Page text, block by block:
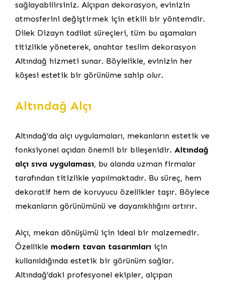
sağlayabilirsiniz. Alçıpan dekorasyon, evinizin
atmosferini değiştirmek için etkili bir yöntemdir.
Dilek Dizayn tadilat süreçleri, tüm bu aşamaları
titizlikle yöneterek, anahtar teslim dekorasyon
Altındağ hizmeti sunar. Böylelikle, evinizin her
köşesi estetik bir görünüme sahip olur.
Altındağ Alçı
Altındağ’da alçı uygulamaları, mekanların estetik ve
fonksiyonel açıdan önemli bir bileşenidir. Altındağ
alçı sıva uygulaması, bu alanda uzman firmalar
tarafından titizlikle yapılmaktadır. Bu süreç, hem
dekoratif hem de koruyucu özellikler taşır. Böylece
mekanların görünümünü ve dayanıklılığını artırır.
Alçı, mekan dönüşümü için ideal bir malzemedir.
Özellikle modern tavan tasarımları için
kullanıldığında estetik bir görünüm sağlar.
Altındağ’daki profesyonel ekipler, alçıpan